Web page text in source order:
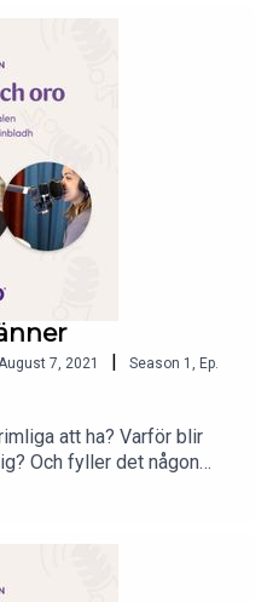
åt det. Bonuslyssning
från
7, 2021 | Season 1
Ep.
att ha? Varför blir
Och fyller det någon
både oro och förväntan?
till att sortera bland de
närmare på amning och